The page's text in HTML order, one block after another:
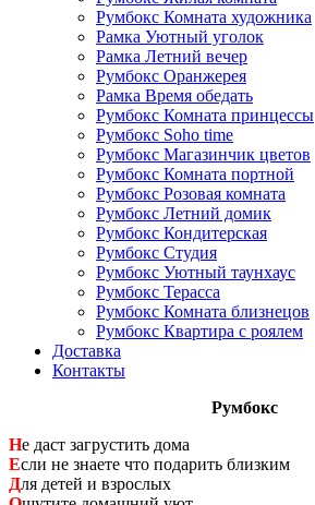
Румбокс Комната художника
Рамка Уютный уголок
Рамка Летний вечер
Румбокс Оранжерея
Рамка Время обедать
Румбокс Комната принцессы
Румбокс Soho time
Румбокс Магазинчик цветов
Румбокс Комната портной
Румбокс Розовая комната
Румбокс Летний домик
Румбокс Кондитерская
Румбокс Студия
Румбокс Уютный таунхаус
Румбокс Терасса
Румбокс Комната близнецов
Румбокс Квартира с роялем
Доставка
Контакты
Румбокс
Не даст загрустить дома
Если не знаете что подарить близким
Для детей и взрослых